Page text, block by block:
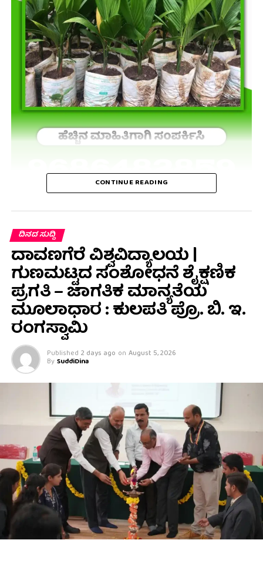
CONTINUE READING
ದಿನದ ಸುದ್ದಿ
ದಾವಣಗೆರೆ ವಿಶ್ವವಿದ್ಯಾಲಯ |
ಗುಣಮಟ್ಟದ ಸಂಶೋಧನೆ ಶೈಕ್ಷಣಿಕ
ಪ್ರಗತಿ – ಜಾಗತಿಕ ಮಾನ್ಯತೆಯ
ಮೂಲಾಧಾರ : ಕುಲಪತಿ ಪ್ರೊ. ಬಿ. ಇ.
ರಂಗಸ್ವಾಮಿ
Published 2 days ago on August 5, 2026
By SuddiDina